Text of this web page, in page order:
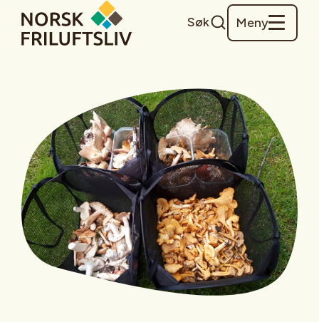
Søk Meny